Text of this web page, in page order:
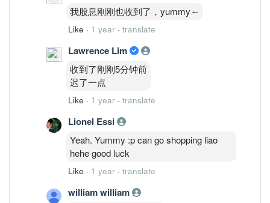
我股息刚刚也收到了，yummy～
Like · 1 year · translate
Lawrence Lim
收到了刚刚5分钟前
迟了一点
Like · 1 year · translate
Lionel Essi
Yeah. Yummy :p can go shopping liao
hehe good luck
Like · 1 year · translate
william william